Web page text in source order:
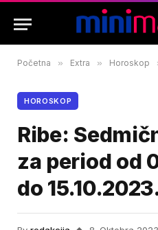
Početna » Extra » Horoskop
HOROSKOP
Ribe:
za period od
do